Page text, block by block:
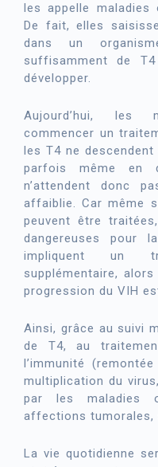
les appelle
De fait, elles
dans un
suffisamment de
développer.
Aujourd’hui, les
commencer un
les T4 ne
parfois même en
n’attendent donc
affaiblie. Car même
peuvent être
dangereuses pour
impliquent un
supplémentaire,
progression du VIH
Ainsi, grâce au suivi
de T4, au
l’immunité
multiplication du
par les maladies
affections tumorales,
La vie quotidienne